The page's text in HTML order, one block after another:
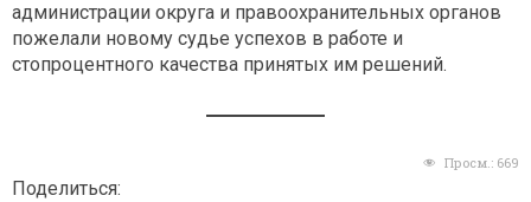
администрации округа и правоохранительных органов
пожелали новому судье успехов в работе и
стопроцентного качества принятых им решений.
Просм.: 669
Поделиться: